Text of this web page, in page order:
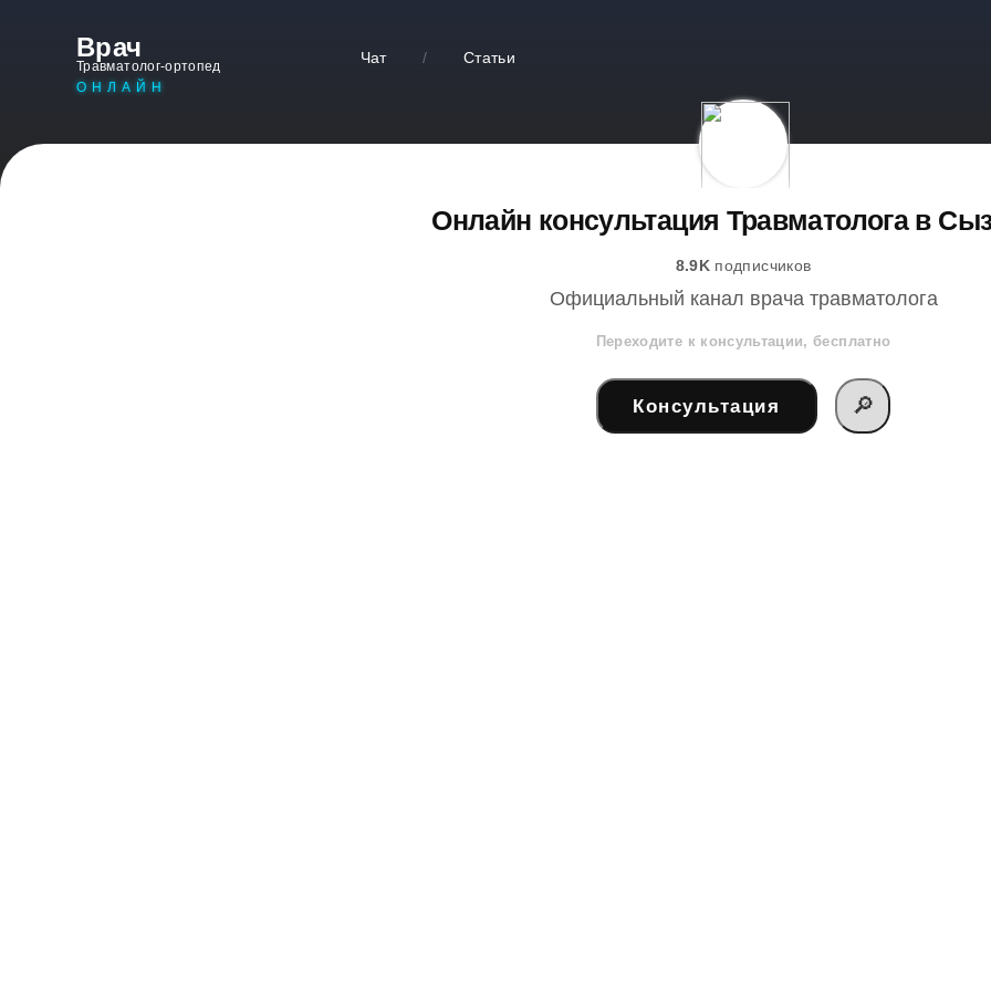
Врач
Травматолог-ортопед
ОНЛАЙН
Чат / Статьи
Онлайн консультация Травматолога в
8.9K подписчиков
Официальный канал врача травматолога
Переходите к консультации, бесплатно
Консультация 🔎